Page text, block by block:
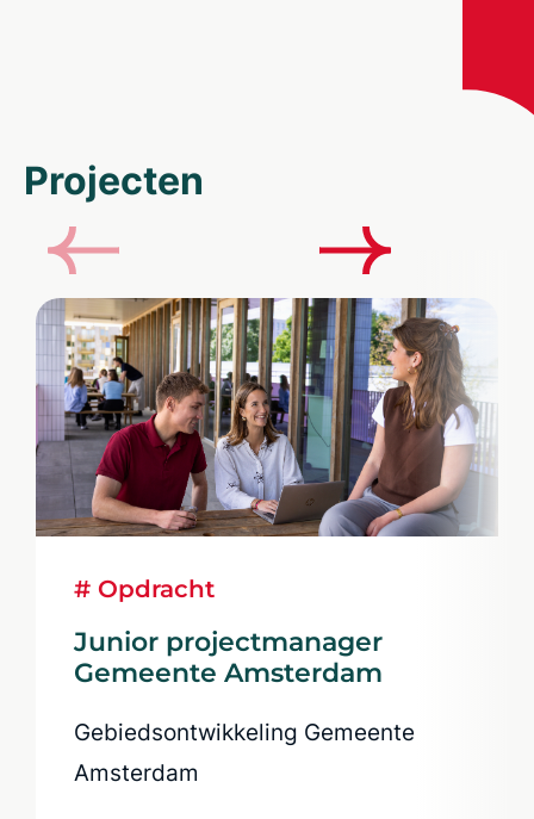
Projecten
# Opdracht
Junior projectmanager
Gemeente Amsterdam
Gebiedsontwikkeling Gemeente
Amsterdam